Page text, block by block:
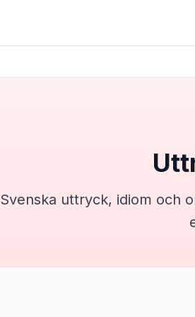
Svenska uttryck, idiom och